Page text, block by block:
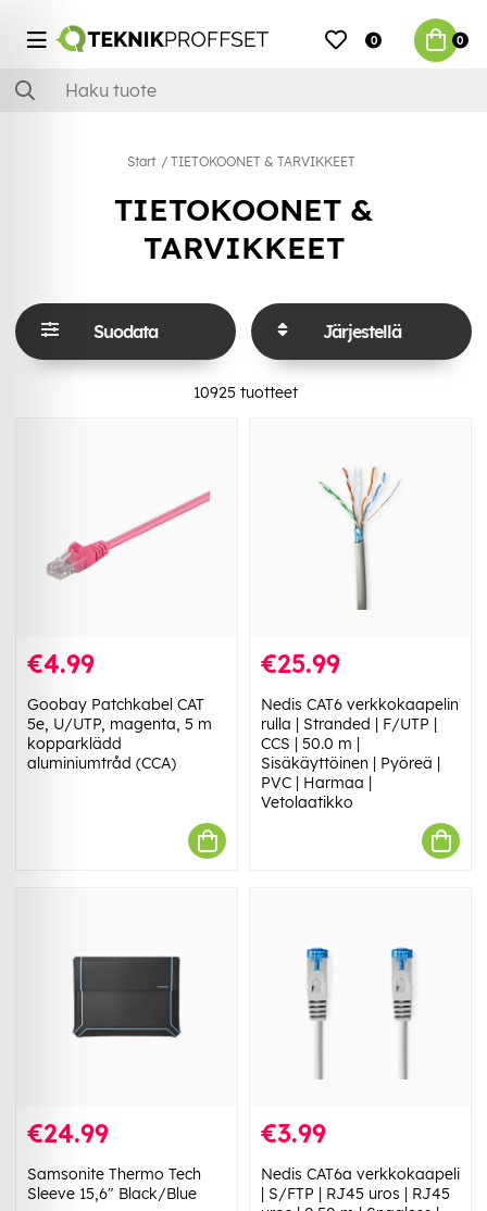
0 0
Start TIETOKOONET & TARVIKKEET
TIETOKOONET &
TARVIKKEET
Suodata Järjestellä
10925 tuotteet
€4.99
Goobay Patchkabel CAT
5e, U/UTP, magenta, 5 m
kopparklädd
aluminiumtråd (CCA)
€25.99
Nedis CAT6 verkkokaapelin
rulla | Stranded | F/UTP |
CCS | 50.0 m |
Sisäkäyttöinen | Pyöreä |
PVC | Harmaa |
Vetolaatikko
€24.99
Samsonite Thermo Tech
Sleeve 15,6" Black/Blue
€3.99
Nedis CAT6a verkkokaapeli
| S/FTP | RJ45 uros | RJ45